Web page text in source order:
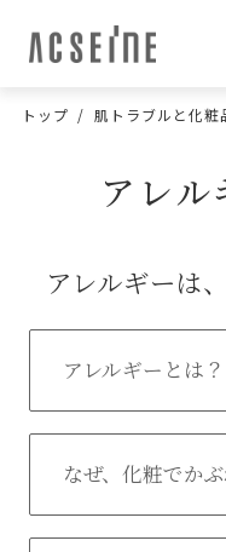
トップ 肌トラブルと化粧
アレ
アレルギーは
アレルギーとは？
なぜ、化粧でか